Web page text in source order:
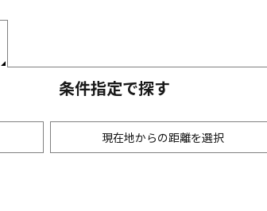
条件指定で探す
現在地からの距離を選択